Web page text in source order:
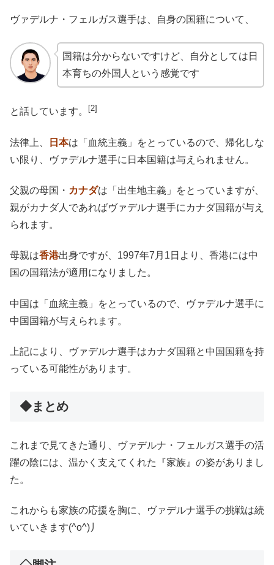
ヴァデルナ・フェルガス選手は、自身の国籍について、
国籍は分からないですけど、自分としては日
本育ちの外国人という感覚です
と話しています。 [2]
法律上、 日本は「血統主義」をとっているので、帰化しな
い限り、ヴァデルナ選手に日本国籍は与えられません。
父親の母国・ カナダは「出生地主義」をとっていますが、
親がカナダ人であればヴァデルナ選手にカナダ国籍が与え
られます。
母親は香港出身ですが、1997年7月1日より、香港には中
国の国籍法が適用になりました。
中国は「血統主義」をとっているので、ヴァデルナ選手に
中国国籍が与えられます。
上記により、ヴァデルナ選手はカナダ国籍と中国国籍を持
っている可能性があります。
◆まとめ
これまで見てきた通り、ヴァデルナ・フェルガス選手の活
躍の陰には、温かく支えてくれた『家族』の姿がありまし
た。
これからも家族の応援を胸に、ヴァデルナ選手の挑戦は続
いていきます(^o^)丿